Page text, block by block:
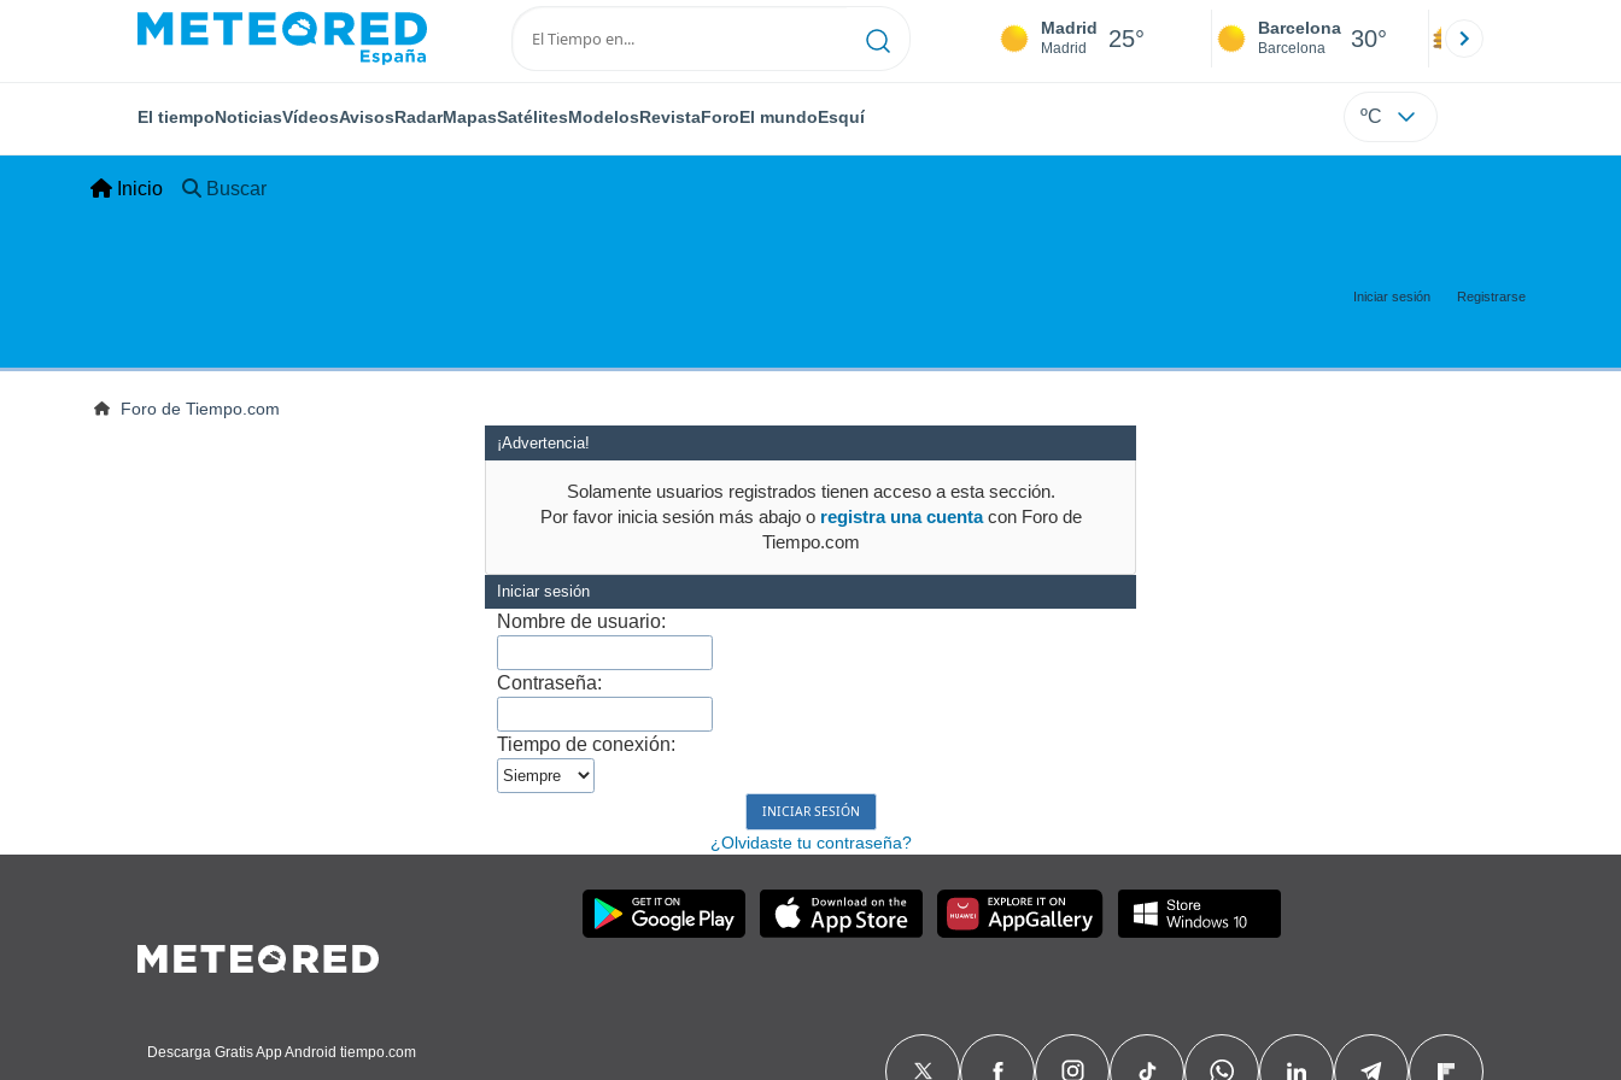
Madrid
Madrid 25° Barcelona
Barcelona 30°
El tiempoNoticiasVídeosAvisosRadarMapasSatélitesModelosRevistaForoEl mundoEsquí ºC
Inicio Buscar
Iniciar sesión Registrarse
Foro de Tiempo.com
¡Advertencia!
Solamente usuarios registrados tienen acceso a esta sección.
Por favor inicia sesión más abajo o registra una cuentacon Foro de
Tiempo.com
Iniciar sesión
Nombre de usuario:
Contraseña:
Tiempo de conexión:
¿Olvidaste tu contraseña?
Descarga Gratis App Android tiempo.com